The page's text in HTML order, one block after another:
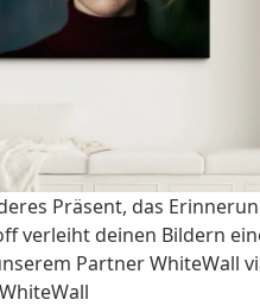
Präsent, das
verleiht deinen Bildern
Partner WhiteWall